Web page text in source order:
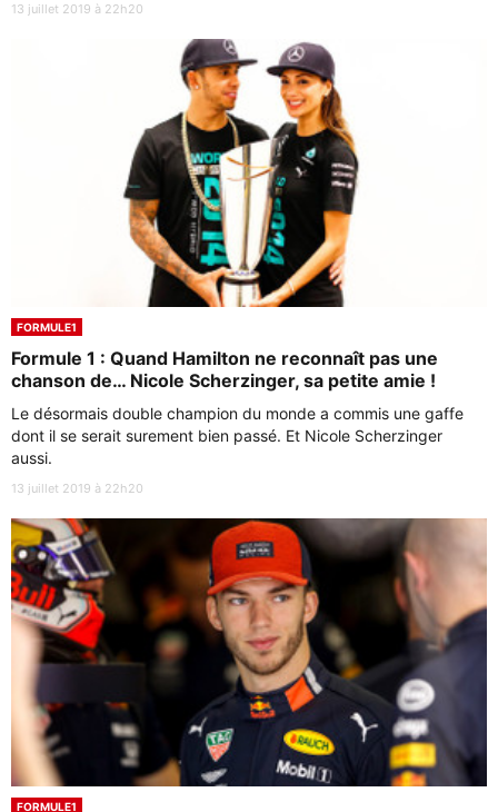
13 juillet 2019 à 22h20
FORMULE1
Formule 1 : Quand Hamilton ne reconnaît pas une
chanson de… Nicole Scherzinger, sa petite amie !
Le désormais double champion du monde a commis une gaffe
dont il se serait surement bien passé. Et Nicole Scherzinger
aussi.
13 juillet 2019 à 22h20
FORMULE1